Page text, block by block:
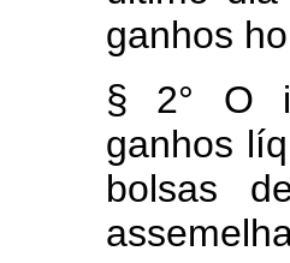
ganhos
§ 2° O
ganhos
bolsas